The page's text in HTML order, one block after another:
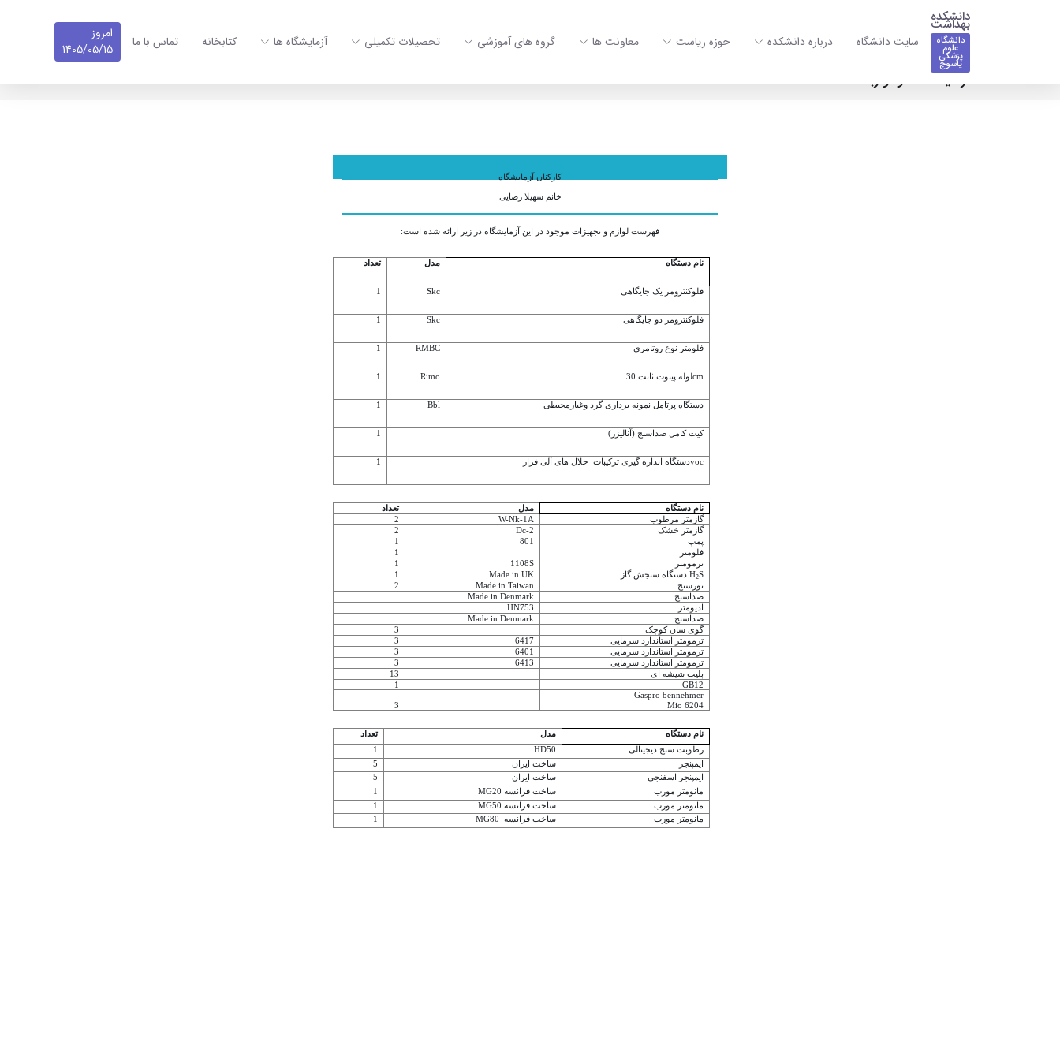
دانشکده
بهداشت
دانشگاه
علوم
پزشکی
یاسوج
سایت دانشگاه درباره دانشکده حوزه ریاست معاونت ها گروه های آموزشی تحصیلات تکمیلی آزمایشگاه ها کتابخانه تماس با ما
امروز
1405/05/15
آزمایشگاه هوا و زباله
کارکنان آزمایشگاه
خانم سهیلا رضایی
فهرست لوازم و تجهیزات موجود در این آزمایشگاه در زیر ارائه شده است:
نام دستگاه مدل تعداد
فلوکنترومر یک جایگاهی Skc
1
فلوکنترومر دو جایگاهی Skc
1
فلومتر نوع روتامری RMBC
1
لوله پیتوت ثابت 30cm Rimo
1
دستگاه پرتامل نمونه برداری گرد وغبارمحیطی Bbl
1
کیت کامل صداسنج (آنالیزر) 1
دستگاه اندازه گیری ترکیبات حلال های آلی فرارvoc 1
نام دستگاه مدل
تعداد
گازمتر مرطوب
W-Nk-1A
2
گازمتر خشک
Dc-2
2
پمپ
801
1
فلومتر
1
ترمومتر
1108S
1
دستگاه سنجش گاز H2S
Made in UK
1
نورسنج
Made in Taiwan
2
صداسنج
Made in Denmark
ادیومتر
HN753
صداسنج
Made in Denmark
گوی سان کوچک
3
ترمومتر استاندارد سرمایی
6417
3
ترمومتر استاندارد سرمایی
6401
3
ترمومتر استاندارد سرمایی
6413
3
پلیت شیشه ای
13
GB12
1
Gaspro bennehmer
Mio 6204
3
نام دستگاه مدل
تعداد
رطوبت سنج دیجیتالی
HD50
1
ایمپنجر
ساخت ایران
5
ایمپنجر اسفنجی
ساخت ایران
5
مانومتر مورب
MG20 ساخت فرانسه
1
مانومتر مورب
MG50 ساخت فرانسه
1
مانومتر مورب
MG80 ساخت فرانسه 1